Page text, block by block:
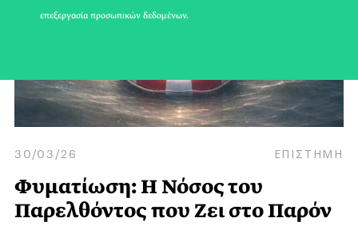
30/03/26 ΕΠΙΣΤΗΜΗ
Φυματίωση: Η Νόσος του
Παρελθόντος που Ζει στο Παρόν
επεξεργασία προσωπικών δεδομένων.